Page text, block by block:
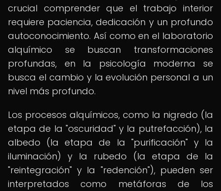
crucial comprender que el trabajo interior
requiere paciencia, dedicación y un profundo
autoconocimiento. Así como en el laboratorio
alquímico se buscan transformaciones
profundas, en la psicología moderna se
busca el cambio y la evolución personal a un
nivel más profundo.
Los procesos alquímicos, como la nigredo (la
etapa de la "oscuridad" y la putrefacción), la
albedo (la etapa de la "purificación" y la
iluminación) y la rubedo (la etapa de la
"reintegración" y la "redención"), pueden ser
interpretados como metáforas de los